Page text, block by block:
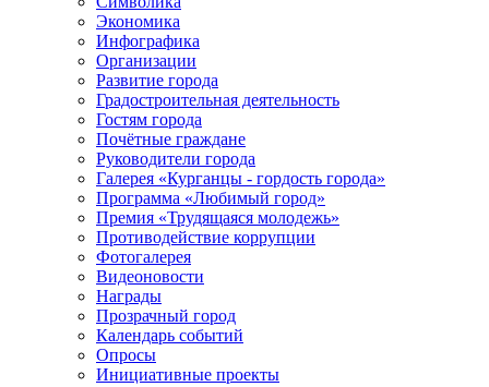
Экономика
Инфографика
Организации
Развитие города
Градостроительная деятельность
Гостям города
Почётные граждане
Руководители города
Галерея «Курганцы - гордость города»
Программа «Любимый город»
Премия «Трудящаяся молодежь»
Противодействие коррупции
Фотогалерея
Видеоновости
Награды
Прозрачный город
Календарь событий
Опросы
Инициативные проекты